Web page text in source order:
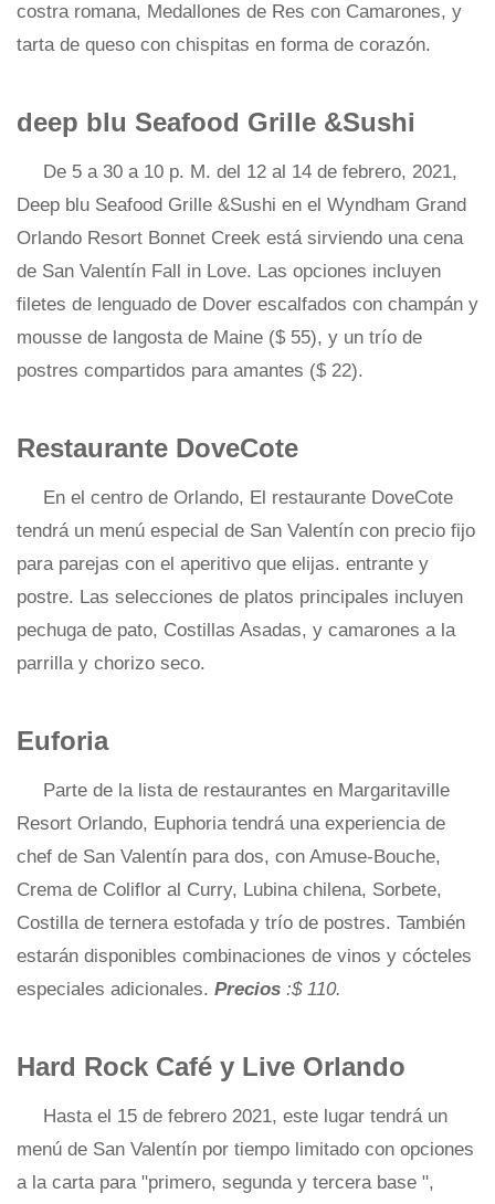
costra romana, Medallones de Res con Camarones, y
tarta de queso con chispitas en forma de corazón.
deep blu Seafood Grille &Sushi
De 5 a 30 a 10 p. M. del 12 al 14 de febrero, 2021,
Deep blu Seafood Grille &Sushi en el Wyndham Grand
Orlando Resort Bonnet Creek está sirviendo una cena
de San Valentín Fall in Love. Las opciones incluyen
filetes de lenguado de Dover escalfados con champán y
mousse de langosta de Maine ($ 55), y un trío de
postres compartidos para amantes ($ 22).
Restaurante DoveCote
En el centro de Orlando, El restaurante DoveCote
tendrá un menú especial de San Valentín con precio fijo
para parejas con el aperitivo que elijas. entrante y
postre. Las selecciones de platos principales incluyen
pechuga de pato, Costillas Asadas, y camarones a la
parrilla y chorizo ​​seco.
Euforia
Parte de la lista de restaurantes en Margaritaville
Resort Orlando, Euphoria tendrá una experiencia de
chef de San Valentín para dos, con Amuse-Bouche,
Crema de Coliflor al Curry, Lubina chilena, Sorbete,
Costilla de ternera estofada y trío de postres. También
estarán disponibles combinaciones de vinos y cócteles
especiales adicionales. Precios :$ 110.
Hard Rock Café y Live Orlando
Hasta el 15 de febrero 2021, este lugar tendrá un
menú de San Valentín por tiempo limitado con opciones
a la carta para "primero, segunda y tercera base ",